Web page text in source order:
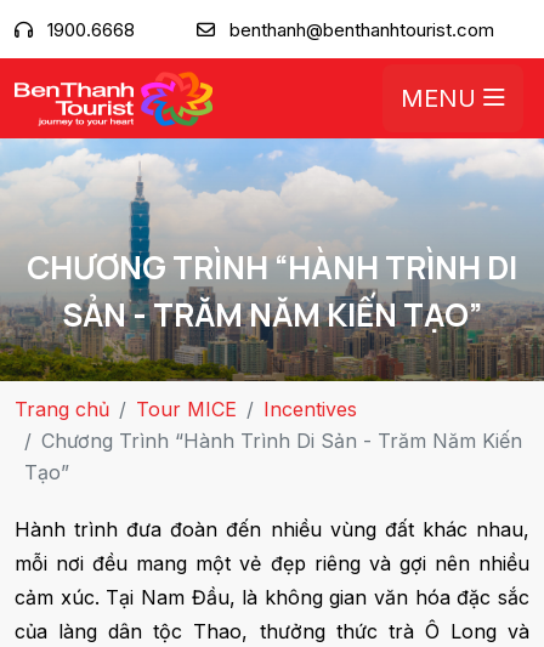
1900.6668 benthanh@benthanhtourist.com
MENU
CHƯƠNG TRÌNH “HÀNH TRÌNH DI
SẢN - TRĂM NĂM KIẾN TẠO”
Trang chủ Tour MICE
Incentives
Chương Trình “Hành Trình Di Sản - Trăm Năm Kiến
Tạo”
Hành trình đưa đoàn đến nhiều vùng đất khác nhau,
mỗi nơi đều mang một vẻ đẹp riêng và gợi nên nhiều
cảm xúc. Tại Nam Đầu, là không gian văn hóa đặc sắc
của làng dân tộc Thao, thưởng thức trà Ô Long và